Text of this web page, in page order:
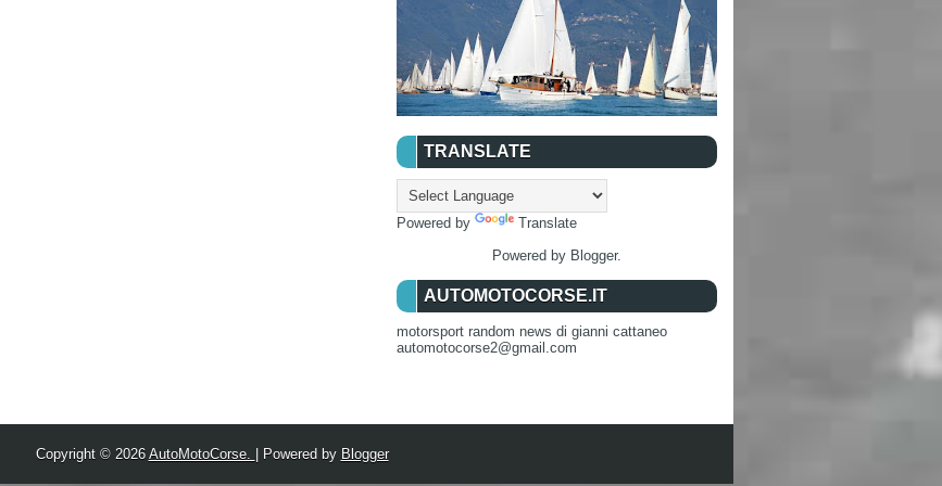
TRANSLATE
Powered by
Translate
Powered by Blogger.
AUTOMOTOCORSE.IT
motorsport random news di gianni cattaneo
automotocorse2@gmail.com
Copyright © 2026 AutoMotoCorse. | Powered by Blogger